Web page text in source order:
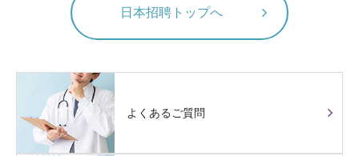
日本招聘トップへ
よくあるご質問